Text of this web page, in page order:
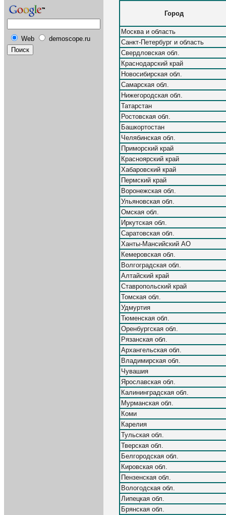
Web demoscope.ru
Город
Москва и область
Санкт-Петербург и область
Свердловская обл.
Краснодарский край
Новосибирская обл.
Самарская обл.
Нижегородская обл.
Татарстан
Ростовская обл.
Башкортостан
Челябинская обл.
Приморский край
Красноярский край
Хабаровский край
Пермский край
Воронежская обл.
Ульяновская обл.
Омская обл.
Иркутская обл.
Саратовская обл.
Ханты-Мансийский АО
Кемеровская обл.
Волгоградская обл.
Алтайский край
Ставропольский край
Томская обл.
Удмуртия
Тюменская обл.
Оренбургская обл.
Рязанская обл.
Архангельская обл.
Владимирская обл.
Чувашия
Ярославская обл.
Калининградская обл.
Мурманская обл.
Коми
Карелия
Тульская обл.
Тверская обл.
Белгородская обл.
Кировская обл.
Пензенская обл.
Вологодская обл.
Липецкая обл.
Брянская обл.